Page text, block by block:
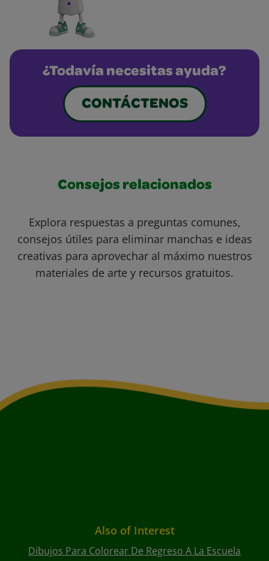
¿Todavía necesitas ayuda?
CONTÁCTENOS
Consejos relacionados
Explora respuestas a preguntas comunes,
consejos útiles para eliminar manchas e ideas
creativas para aprovechar al máximo nuestros
materiales de arte y recursos gratuitos.
Also of Interest
Dibujos Para Colorear De Regreso A La Escuela